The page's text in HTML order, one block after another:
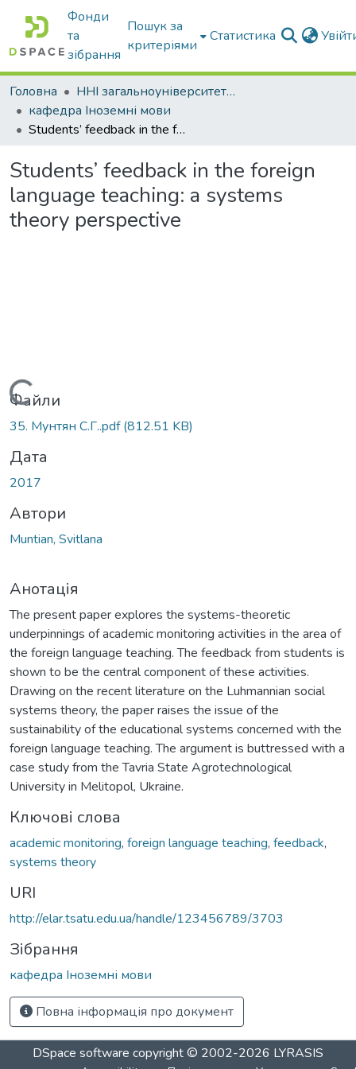
Фонди
та
зібрання
Пошук за
критеріями
Статистика
Головна
ННІ загальноуніверситетської підготовки
кафедра Іноземні мови
Students’ feedback in the foreign language teaching: a systems theory perspective
Students’ feedback in the foreign
language teaching: a systems
theory perspective
Вантажиться...
Файли
35. Мунтян С.Г..pdf(812.51 KB)
Дата
2017
Автори
Muntian, Svitlana
Анотація
The present paper explores the systems-theoretic
underpinnings of academic monitoring activities in the area of
the foreign language teaching. The feedback from students is
shown to be the central component of these activities.
Drawing on the recent literature on the Luhmannian social
systems theory, the paper raises the issue of the
sustainability of the educational systems concerned with the
foreign language teaching. The argument is buttressed with a
case study from the Tavria State Agrotechnological
University in Melitopol, Ukraine.
Ключові слова
academic monitoring, foreign language teaching, feedback,
systems theory
URI
http://elar.tsatu.edu.ua/handle/123456789/3703
Зібрання
кафедра Іноземні мови
Повна інформація про документ
DSpace software copyright © 2002-2026 LYRASIS